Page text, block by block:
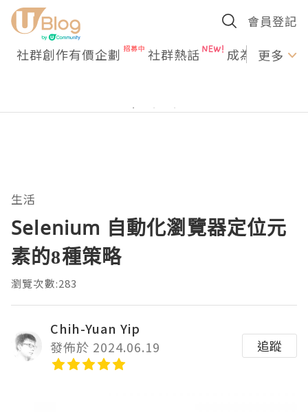
會員登記
社群創作有價企劃 社群熱話 成為U更多
生活
Selenium 自動化瀏覽器定位元
素的8種策略
瀏覽次數:283
Chih-Yuan Yip
發佈於 2024.06.19
追蹤